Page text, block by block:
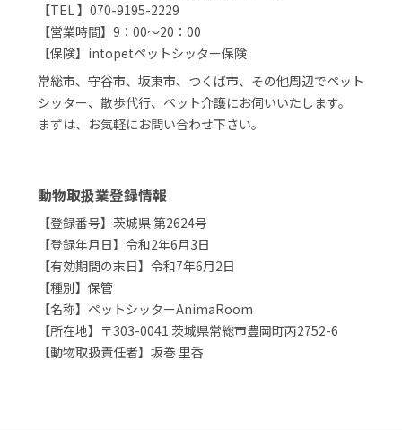
【TEL 】070-9195-2229
【営業時間】9：00～20：00
【保険】intopetペットシッター保険
常総市、守谷市、坂東市、つくば市、その他周辺でペット
シッター、散歩代行、ペット介護にお伺いいたします。
まずは、お気軽にお問い合わせ下さい。
動物取扱業登録情報
【登録番号】茨城県 第2624号
【登録年月日】令和2年6月3日
【有効期間の末日】令和7年6月2日
【種別】保管
【名称】ペットシッターAnimaRoom
【所在地】〒303-0041 茨城県常総市豊岡町丙2752-6
【動物取扱責任者】坂巻 里香